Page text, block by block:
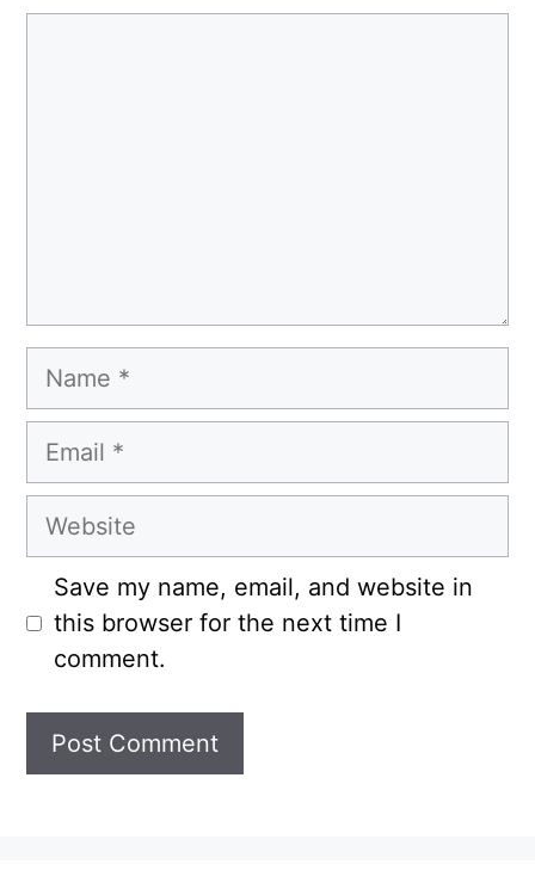
Name
Email
Website
Save my name, email, and website in
this browser for the next time I
comment.